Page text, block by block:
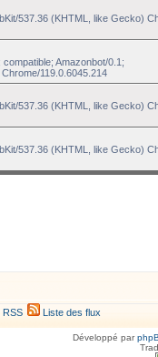
537.36 (KHTML, like Gecko)
Amazonbot/0.1;
119.0.6045.214
537.36 (KHTML, like Gecko)
537.36 (KHTML, like Gecko)
RSS Liste des flux
Développé par